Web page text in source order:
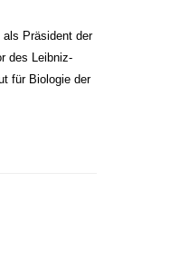
Präsident der
des Leibniz-
für Biologie der